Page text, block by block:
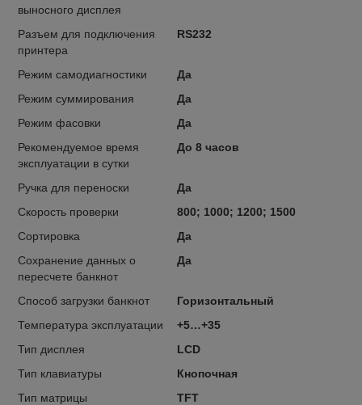
выносного дисплея
Разъем для подключения
принтера
RS232
Режим самодиагностики
Да
Режим суммирования
Да
Режим фасовки
Да
Рекомендуемое время
эксплуатации в сутки
До 8 часов
Ручка для переноски
Да
Скорость проверки
800; 1000; 1200; 1500
Сортировка
Да
Сохранение данных о
пересчете банкнот
Да
Способ загрузки банкнот
Горизонтальный
Температура эксплуатации
+5…+35
Тип дисплея
LCD
Тип клавиатуры
Кнопочная
Тип матрицы
TFT